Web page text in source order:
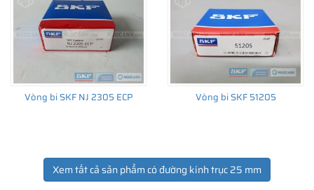
Giá bán và nơi bán Phớt chắn dầu SKF chính hãng uy
tín
Để có báo giá Phớt SKF 25x62x10 HMSA10 RG tốt nhất, hãy liên
Distributor
Vòng bi SKF NJ 2305 ECP Vòng bi SKF 51205
Xem tất cả sản phẩm có đường kính trục 25 mm